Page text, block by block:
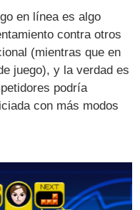
en línea es algo
contra otros
(mientras que en
juego), y la verdad es
podría
con más modos